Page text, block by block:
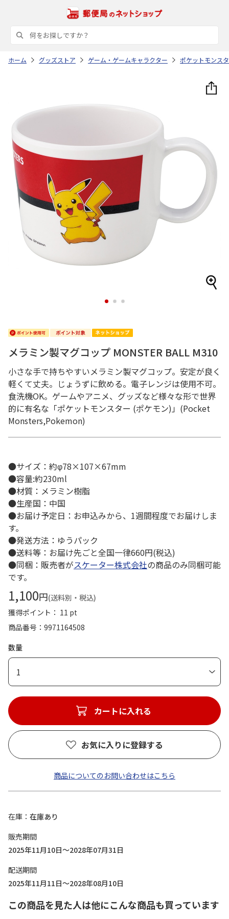
ホーム グッズストア ゲーム・ゲームキャラクター ポケットモンス
1 2 3
メラミン製マグコップ MONSTER BALL M310
小さな手で持ちやすいメラミン製マグコップ。安定が良く
軽くて丈夫。じょうずに飲める。電子レンジは使用不可。
食洗機OK。ゲームやアニメ、グッズなど様々な形で世界
的に有名な「ポケットモンスター (ポケモン)」(Pocket
Monsters,Pokemon)
●サイズ：約φ78×107×67mm
●容量:約230ml
●材質：メラミン樹脂
●生産国：中国
●お届け予定日：お申込みから、1週間程度でお届けしま
す。
●発送方法：ゆうパック
●送料等：お届け先ごと全国一律660円(税込)
●同梱：販売者がスケーター株式会社の商品のみ同梱可能
です。
1,100円(送料別・税込)
獲得ポイント： 11 pt
商品番号
9971164508
数量
1
カートに入れる
お気に入りに登録する
商品についてのお問い合わせはこちら
在庫
在庫あり
販売期間
2025年11月10日～2028年07月31日
配送期間
2025年11月11日～2028年08月10日
この商品を見た人は他にこんな商品も買っています